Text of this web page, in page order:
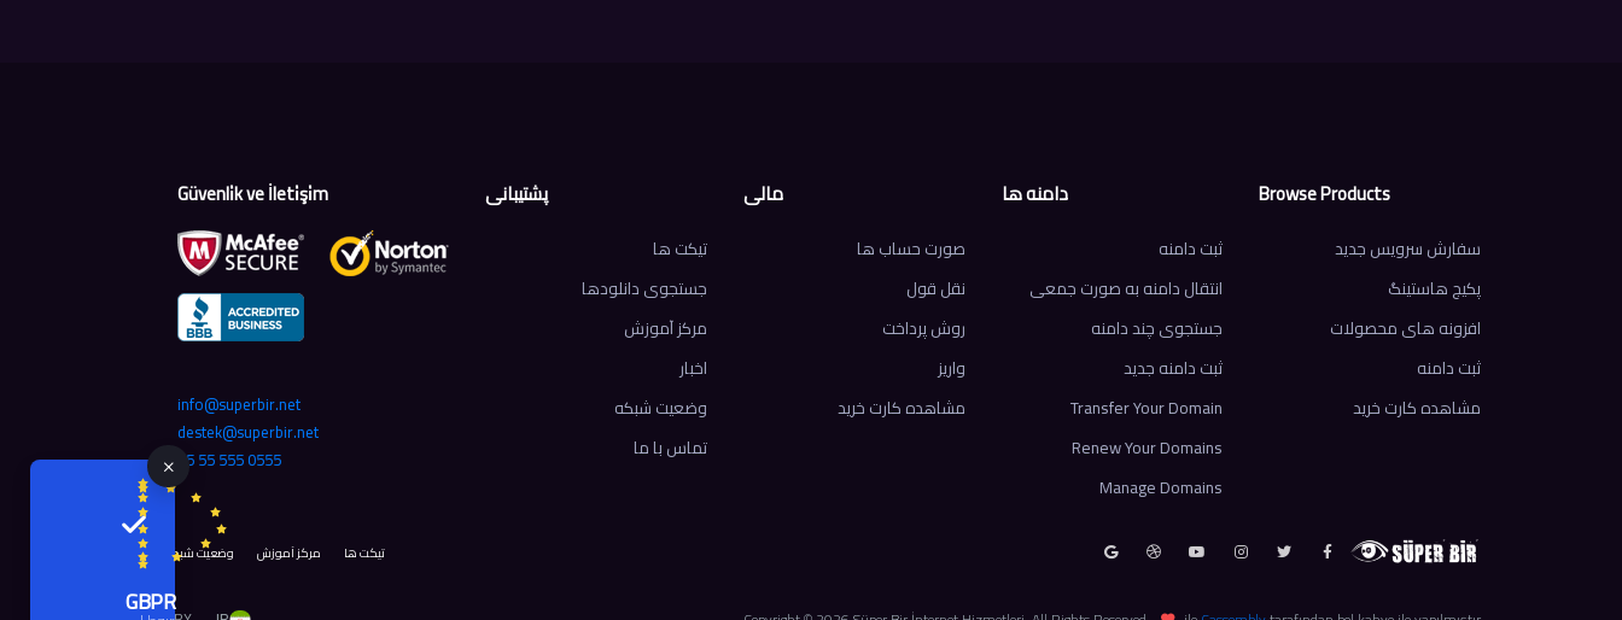
Browse Products
سفارش سرویس جدید
پکیج هاستینگ
افزونه های محصولات
ثبت دامنه
مشاهده کارت خرید
دامنه ها
ثبت دامنه
انتقال دامنه به صورت جمعی
جستجوی چند دامنه
ثبت دامنه جدید
Transfer Your Domain
Renew Your Domains
Manage Domains
مالی
صورت حساب ها
نقل قول
روش پرداخت
واریز
مشاهده کارت خرید
پشتیبانی
تیکت ها
جستجوی دانلودها
مرکز آموزش
اخبار
وضعیت شبکه
تماس با ما
Güvenli̇k ve İleti̇şi̇m
info@superbir.net
destek@superbir.net
0555 555 55 55
تیکت ها مرکز آموزش وضعیت شبکه
GBPR